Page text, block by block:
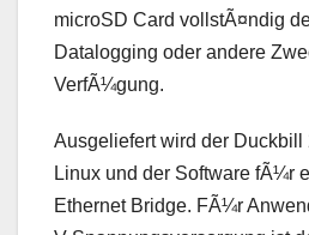
microSD Card vollstÃ¤ndig
Datalogging oder andere
VerfÃ¼gung.
Ausgeliefert wird der Duckbill
Linux und der Software fÃ¼r
Ethernet Bridge. FÃ¼r